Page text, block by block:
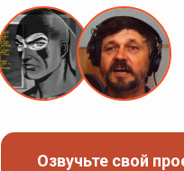
Озвучьте свой